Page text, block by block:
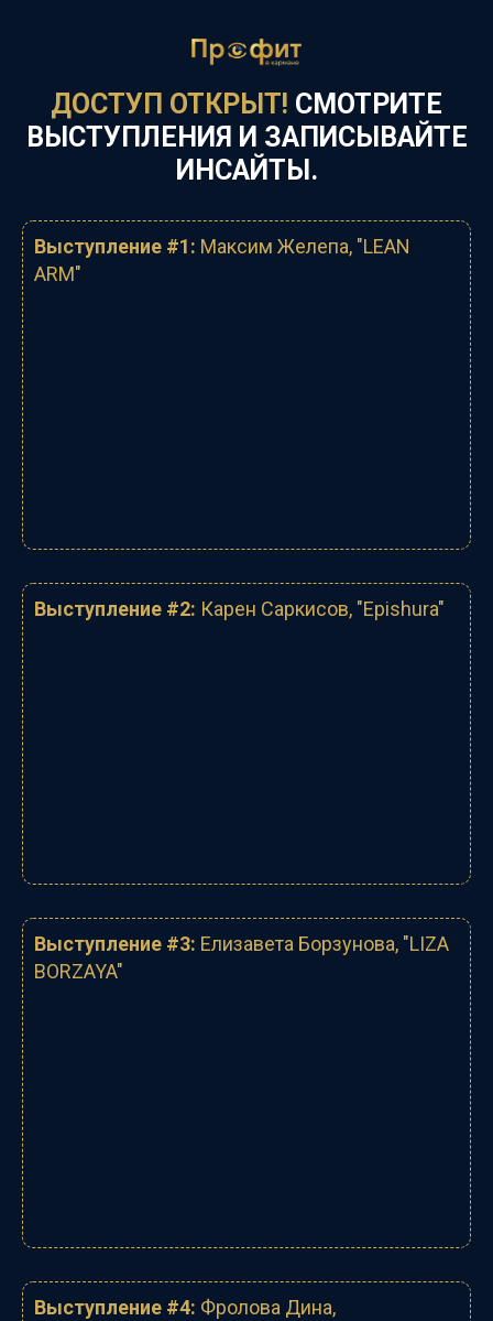
ДОСТУП ОТКРЫТ! СМОТРИТЕ
ВЫСТУПЛЕНИЯ И ЗАПИСЫВАЙТЕ
ИНСАЙТЫ.
Выступление #1: Максим Желепа, "LEAN
ARM"
Выступление #2: Карен Саркисов, "Epishura"
Выступление #3: Елизавета Борзунова, "LIZA
BORZAYA"
Выступление #4: Фролова Дина,